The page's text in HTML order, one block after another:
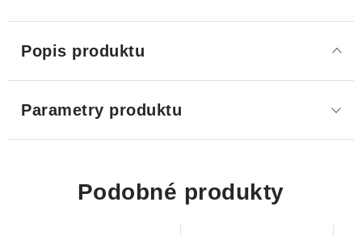
Popis produktu
Parametry produktu
Podobné produkty